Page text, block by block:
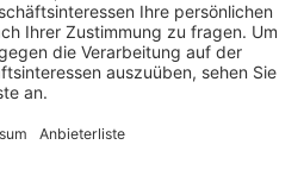
Königshoven ( DRK OV
Initiative „Neue Nachbarn in